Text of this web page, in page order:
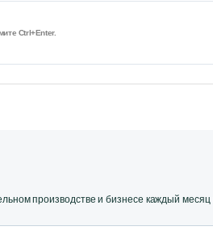
Ctrl+Enter.
производстве и бизнесе каждый месяц